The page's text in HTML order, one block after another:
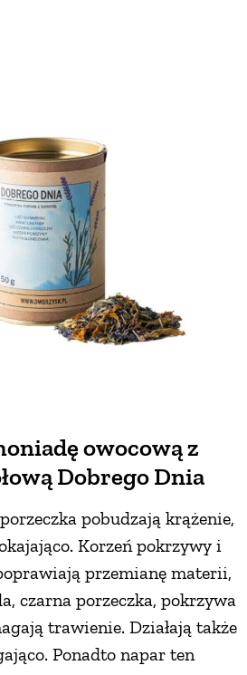
owocową z
Dobrego Dnia
pobudzają krążenie,
Korzeń pokrzywy i
przemianę materii,
czarna porzeczka, pokrzywa
trawienie. Działają także
Ponadto napar ten